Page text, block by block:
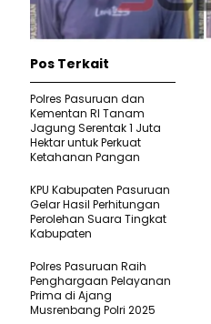
Pos Terkait
Polres Pasuruan dan
Kementan RI Tanam
Jagung Serentak 1 Juta
Hektar untuk Perkuat
Ketahanan Pangan
KPU Kabupaten Pasuruan
Gelar Hasil Perhitungan
Perolehan Suara Tingkat
Kabupaten
Polres Pasuruan Raih
Penghargaan Pelayanan
Prima di Ajang
Musrenbang Polri 2025